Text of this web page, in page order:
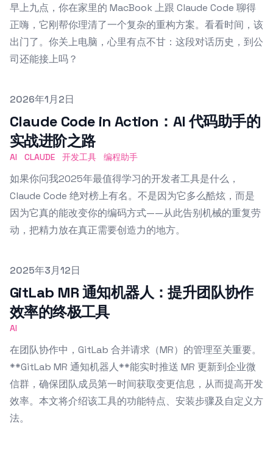
早上九点，你在家里的 MacBook 上跟 Claude Code 聊得
正嗨，它刚帮你理清了一个复杂的重构方案。看看时间，该
出门了。你关上电脑，心里有点不甘：这段对话历史，到公
司还能接上吗？
Published on
2026年1月2日
Claude Code in Action：AI 代码助手的
实战进阶之路
AI CLAUDE 开发工具 编程助手
如果你问我2025年最值得学习的开发者工具是什么，
Claude Code 绝对榜上有名。不是因为它多么酷炫，而是
因为它真的能改变你的编码方式——从此告别机械的重复劳
动，把精力放在真正需要创造力的地方。
Published on
2025年3月12日
GitLab MR 通知机器人：提升团队协作
效率的终极工具
AI
在团队协作中，GitLab 合并请求（MR）的管理至关重要。
**GitLab MR 通知机器人**能实时推送 MR 更新到企业微
信群，确保团队成员第一时间获取变更信息，从而提高开发
效率。本文将介绍该工具的功能特点、安装步骤及自定义方
法。